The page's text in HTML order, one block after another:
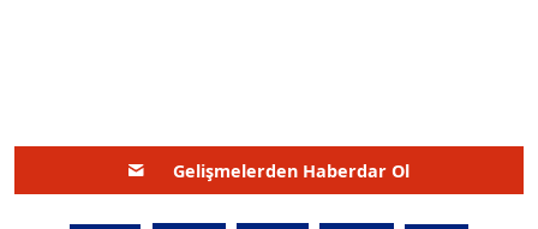
Gelişmelerden Haberdar Ol